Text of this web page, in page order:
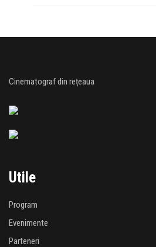
Cinematograf din rețeaua
Utile
Program
Evenimente
Parteneri